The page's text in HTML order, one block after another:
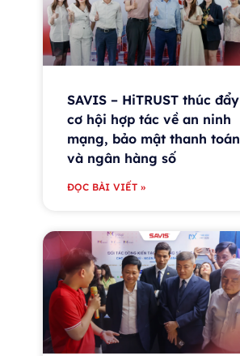
SAVIS – HiTRUST thúc đẩy
cơ hội hợp tác về an ninh
mạng, bảo mật thanh toán
và ngân hàng số
ĐỌC BÀI VIẾT »